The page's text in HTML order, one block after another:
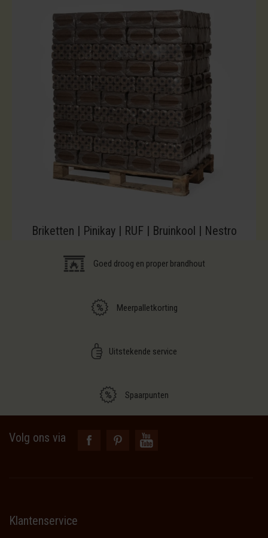
Briketten | Pinikay | RUF | Bruinkool | Nestro
Goed droog en proper brandhout
Meerpalletkorting
Uitstekende service
Spaarpunten
Volg ons via
Klantenservice